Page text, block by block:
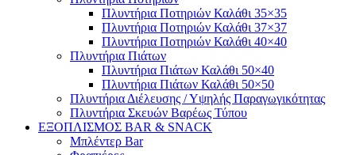
Πλυντήρια Ποτηριών Καλάθι 35×35
Πλυντήρια Ποτηριών Καλάθι 37×37
Πλυντήρια Ποτηριών Καλάθι 40×40
Πλυντήρια Πιάτων
Πλυντήρια Πιάτων Καλάθι 50×40
Πλυντήρια Πιάτων Καλάθι 50×50
Πλυντήρια Διέλευσης / Υψηλής Παραγωγικότητας
Πλυντήρια Σκευών Βαρέως Τύπου
ΕΞΟΠΛΙΣΜΟΣ BAR & SNACK
Μπλέντερ Bar